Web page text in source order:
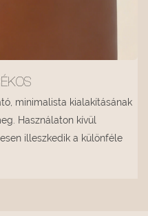
minimalista kialakításának
Használaton kívül
illeszkedik a különféle